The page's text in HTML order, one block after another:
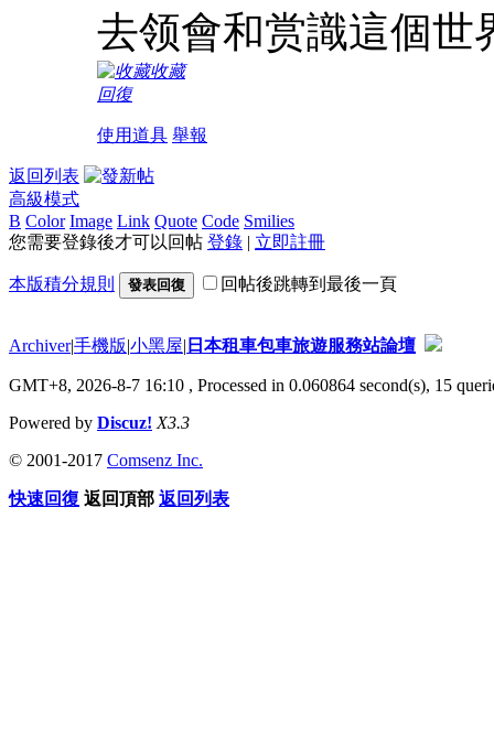
去领會和赏識這個世
收藏
回復
使用道具 舉報
返回列表
高級模式
B Color Image Link Quote Code Smilies
您需要登錄後才可以回帖 登錄 | 立即註冊
本版積分規則 發表回復 回帖後跳轉到最後一頁
Archiver|手機版|小黑屋| 日本租車包車旅遊服務站論壇
GMT+8, 2026-8-7 16:10 , Processed in 0.060864 second(s), 15
Powered by Discuz! X3.3
© 2001-2017 Comsenz Inc.
快速回復 返回頂部 返回列表